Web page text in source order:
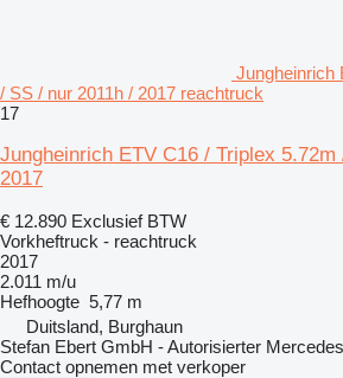
Jungheinrich
/ SS / nur 2011h / 2017 reachtruck
17
Jungheinrich ETV C16 / Triplex
2017
€ 12.890 Exclusief BTW
Vorkheftruck - reachtruck
2017
2.011 m/u
Hefhoogte 5,77 m
Duitsland, Burghaun
Stefan Ebert GmbH - Autorisierter
Contact opnemen met verkoper